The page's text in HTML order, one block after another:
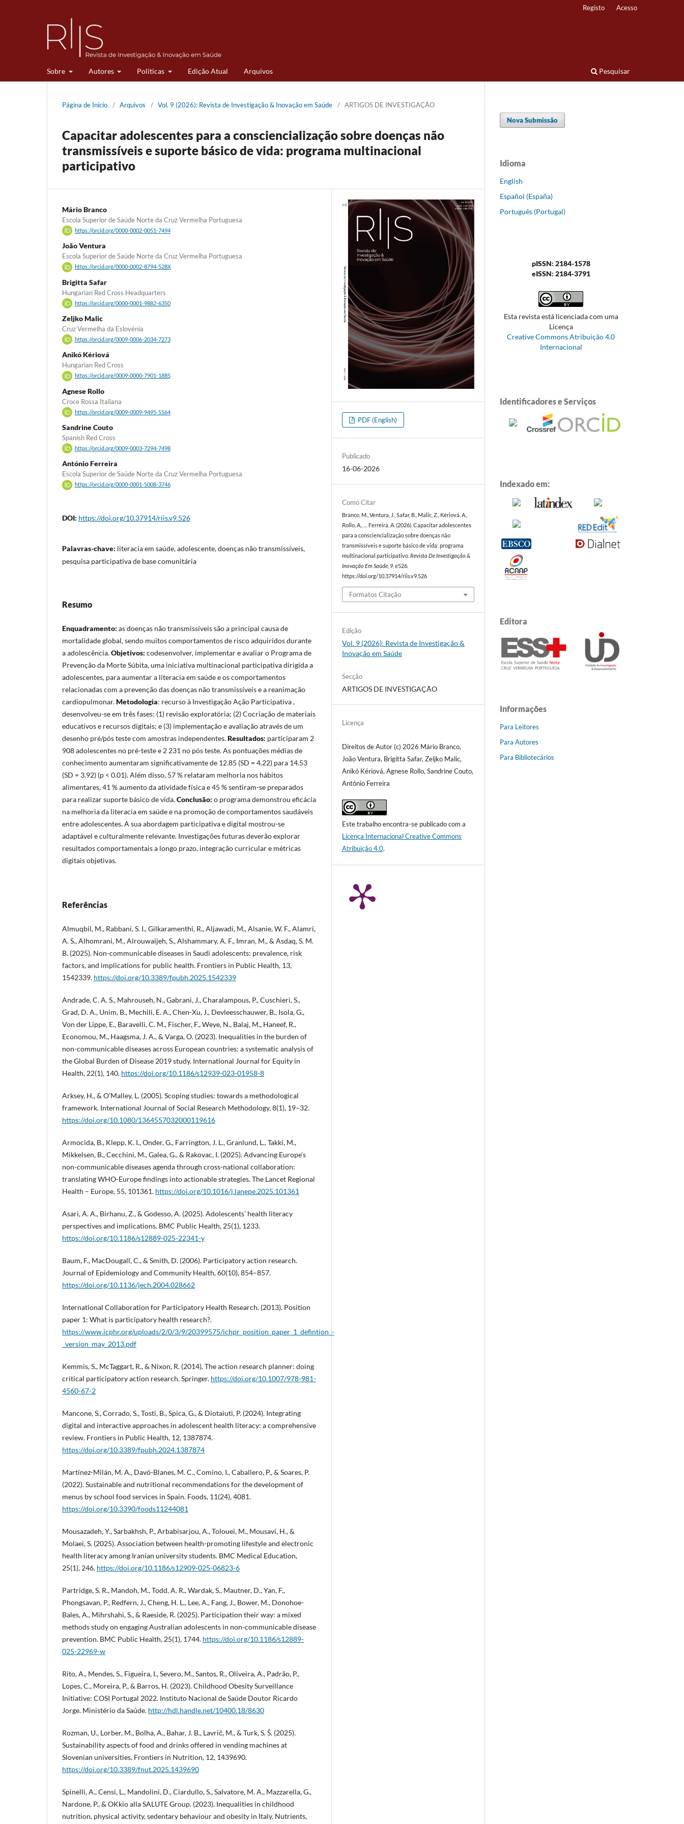
Sobre Autores Políticas Edição Atual Arquivos Pesquisar
Registo Acesso
Página de Início / Arquivos / Vol. 9 (2026): Revista de Investigação & Inovação em Saúde / ARTIGOS DE INVESTIGAÇÃO
Capacitar adolescentes para a consciencialização sobre doenças não
transmissíveis e suporte básico de vida: programa multinacional
participativo
Mário Branco
Escola Superior de Saúde Norte da Cruz Vermelha Portuguesa
https://orcid.org/0000-0002-0051-7494
João Ventura
Escola Superior de Saúde Norte da Cruz Vermelha Portuguesa
https://orcid.org/0000-0002-8794-528X
Brigitta Safar
Hungarian Red Cross Headquarters
https://orcid.org/0000-0001-9882-6350
Zeljko Malic
Cruz Vermelha da Eslovénia
https://orcid.org/0009-0006-2034-7273
Anikó Kériová
Hungarian Red Cross
https://orcid.org/0009-0000-7901-1885
Agnese Rollo
Croce Rossa Italiana
https://orcid.org/0009-0009-9495-5564
Sandrine Couto
Spanish Red Cross
https://orcid.org/0009-0003-7294-7498
António Ferreira
Escola Superior de Saúde Norte da Cruz Vermelha Portuguesa
https://orcid.org/0000-0001-5008-3746
DOI: https://doi.org/10.37914/riis.v9.526
Palavras-chave: literacia em saúde, adolescente, doenças não transmissíveis,
pesquisa participativa de base comunitária
Resumo
Enquadramento: as doenças não transmissíveis são a principal causa de
mortalidade global, sendo muitos comportamentos de risco adquiridos durante
a adolescência.Objetivos: codesenvolver, implementar e avaliar o Programa de
Prevenção da Morte Súbita, uma iniciativa multinacional participativa dirigida a
adolescentes, para aumentar a literacia em saúde e os comportamentos
relacionadas com a prevenção das doenças não transmissíveis e a reanimação
cardiopulmonar.Metodologia: recurso à Investigação Ação Participativa ,
desenvolveu-se em três fases: (1) revisão exploratória; (2) Cocriação de materiais
educativos e recursos digitais; e (3) implementação e avaliação através de um
desenho pré/pós teste com amostras independentes.Resultados: participaram 2
908 adolescentes no pré-teste e 2 231 no pós teste. As pontuações médias de
conhecimento aumentaram significativamente de 12.85 (SD = 4.22) para 14.53
(SD = 3.92) (p < 0.01). Além disso, 57 % relataram melhoria nos hábitos
alimentares, 41 % aumento da atividade física e 45 % sentiram-se preparados
para realizar suporte básico de vida.Conclusão: o programa demonstrou eficácia
na melhoria da literacia em saúde e na promoção de comportamentos saudáveis
entre adolescentes. A sua abordagem participativa e digital mostrou-se
adaptável e culturalmente relevante. Investigações futuras deverão explorar
resultados comportamentais a longo prazo, integração curricular e métricas
digitais objetivas.
Referências
Almuqbil, M., Rabbani, S. I., Gilkaramenthi, R., Aljawadi, M., Alsanie, W. F., Alamri,
A. S., Alhomrani, M., Alrouwaijeh, S., Alshammary, A. F., Imran, M., & Asdaq, S. M.
B. (2025). Non-communicable diseases in Saudi adolescents: prevalence, risk
factors, and implications for public health. Frontiers in Public Health, 13,
1542339. https://doi.org/10.3389/fpubh.2025.1542339
Andrade, C. A. S., Mahrouseh, N., Gabrani, J., Charalampous, P., Cuschieri, S.,
Grad, D. A., Unim, B., Mechili, E. A., Chen-Xu, J., Devleesschauwer, B., Isola, G.,
Von der Lippe, E., Baravelli, C. M., Fischer, F., Weye, N., Balaj, M., Haneef, R.,
Economou, M., Haagsma, J. A., & Varga, O. (2023). Inequalities in the burden of
non-communicable diseases across European countries: a systematic analysis of
the Global Burden of Disease 2019 study. International Journal for Equity in
Health, 22(1), 140. https://doi.org/10.1186/s12939-023-01958-8
Arksey, H., & O’Malley, L. (2005). Scoping studies: towards a methodological
framework. International Journal of Social Research Methodology, 8(1), 19–32.
https://doi.org/10.1080/1364557032000119616
Armocida, B., Klepp, K. I., Onder, G., Farrington, J. L., Granlund, L., Takki, M.,
Mikkelsen, B., Cecchini, M., Galea, G., & Rakovac, I. (2025). Advancing Europe’s
non-communicable diseases agenda through cross-national collaboration:
translating WHO-Europe findings into actionable strategies. The Lancet Regional
Health – Europe, 55, 101361. https://doi.org/10.1016/j.lanepe.2025.101361
Asari, A. A., Birhanu, Z., & Godesso, A. (2025). Adolescents’ health literacy
perspectives and implications. BMC Public Health, 25(1), 1233.
https://doi.org/10.1186/s12889-025-22341-y
Baum, F., MacDougall, C., & Smith, D. (2006). Participatory action research.
Journal of Epidemiology and Community Health, 60(10), 854–857.
https://doi.org/10.1136/jech.2004.028662
International Collaboration for Participatory Health Research. (2013). Position
paper 1: What is participatory health research?.
https://www.icphr.org/uploads/2/0/3/9/20399575/ichpr_position_paper_1_defintion_-
_version_may_2013.pdf
Kemmis, S., McTaggart, R., & Nixon, R. (2014). The action research planner: doing
critical participatory action research. Springer. https://doi.org/10.1007/978-981-
4560-67-2
Mancone, S., Corrado, S., Tosti, B., Spica, G., & Diotaiuti, P. (2024). Integrating
digital and interactive approaches in adolescent health literacy: a comprehensive
review. Frontiers in Public Health, 12, 1387874.
https://doi.org/10.3389/fpubh.2024.1387874
Martínez-Milán, M. A., Davó-Blanes, M. C., Comino, I., Caballero, P., & Soares, P.
(2022). Sustainable and nutritional recommendations for the development of
menus by school food services in Spain. Foods, 11(24), 4081.
https://doi.org/10.3390/foods11244081
Mousazadeh, Y., Sarbakhsh, P., Arbabisarjou, A., Tolouei, M., Mousavi, H., &
Molaei, S. (2025). Association between health-promoting lifestyle and electronic
health literacy among Iranian university students. BMC Medical Education,
25(1), 246. https://doi.org/10.1186/s12909-025-06823-6
Partridge, S. R., Mandoh, M., Todd, A. R., Wardak, S., Mautner, D., Yan, F.,
Phongsavan, P., Redfern, J., Cheng, H. L., Lee, A., Fang, J., Bower, M., Donohoe-
Bales, A., Mihrshahi, S., & Raeside, R. (2025). Participation their way: a mixed
methods study on engaging Australian adolescents in non-communicable disease
prevention. BMC Public Health, 25(1), 1744. https://doi.org/10.1186/s12889-
025-22969-w
Rito, A., Mendes, S., Figueira, I., Severo, M., Santos, R., Oliveira, A., Padrão, P.,
Lopes, C., Moreira, P., & Barros, H. (2023). Childhood Obesity Surveillance
Initiative: COSI Portugal 2022. Instituto Nacional de Saúde Doutor Ricardo
Jorge. Ministério da Saúde. http://hdl.handle.net/10400.18/8630
Rozman, U., Lorber, M., Bolha, A., Bahar, J. B., Lavrič, M., & Turk, S. Š. (2025).
Sustainability aspects of food and drinks offered in vending machines at
Slovenian universities. Frontiers in Nutrition, 12, 1439690.
https://doi.org/10.3389/fnut.2025.1439690
Spinelli, A., Censi, L., Mandolini, D., Ciardullo, S., Salvatore, M. A., Mazzarella, G.,
Nardone, P., & OKkio alla SALUTE Group. (2023). Inequalities in childhood
nutrition, physical activity, sedentary behaviour and obesity in Italy. Nutrients,
PDF (English)
Publicado
16-06-2026
Como Citar
Branco, M., Ventura, J., Safar, B., Malic, Z., Kériová, A.,
Rollo, A., … Ferreira, A. (2026). Capacitar adolescentes
para a consciencialização sobre doenças não
transmissíveis e suporte básico de vida: programa
multinacional participativo.Revista De Investigação &
Inovação Em Saúde 9, e526.
https://doi.org/10.37914/riis.v9.526
Formatos Citação
Edição
Vol. 9 (2026): Revista de Investigação &
Inovação em Saúde
Secção
ARTIGOS DE INVESTIGAÇÃO
Licença
Direitos de Autor (c) 2026 Mário Branco,
João Ventura, Brigitta Safar, Zeljko Malic,
Anikó Kériová, Agnese Rollo, Sandrine Couto,
António Ferreira
Este trabalho encontra-se publicado com a
Licença Internacional Creative Commons
Atribuição 4.0.
Nova Submissão
Idioma
English
Español (España)
Português (Portugal)
pISSN: 2184-1578
eISSN: 2184-3791
Esta revista está licenciada com uma
Licença
Creative Commons Atribuição 4.0
Internacional
Identificadores e Serviços
Indexado em:
Editora
Informações
Para Leitores
Para Autores
Para Bibliotecários